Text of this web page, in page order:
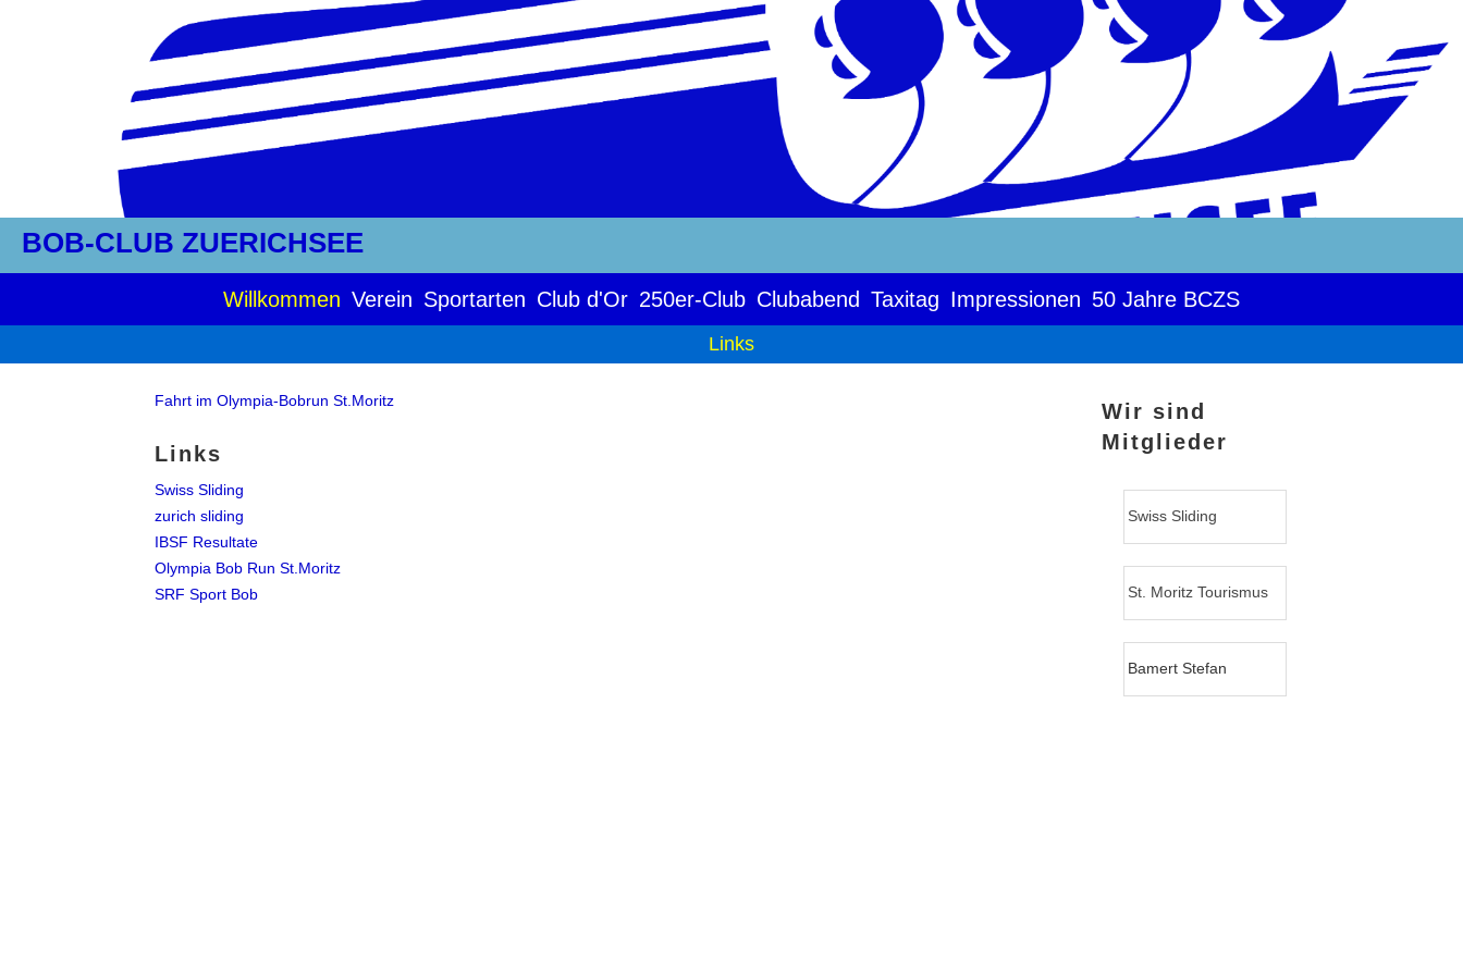
BOB-CLUB ZUERICHSEE
Willkommen Verein Sportarten Club d'Or 250er-Club Clubabend Taxitag Impressionen 50 Jahre BCZS
Links
Fahrt im Olympia-Bobrun St.Moritz
Links
Swiss Sliding
zurich sliding
IBSF Resultate
Olympia Bob Run St.Moritz
SRF Sport Bob
Wir sind
Mitglieder
Swiss Sliding
St. Moritz Tourismus
Bamert Stefan